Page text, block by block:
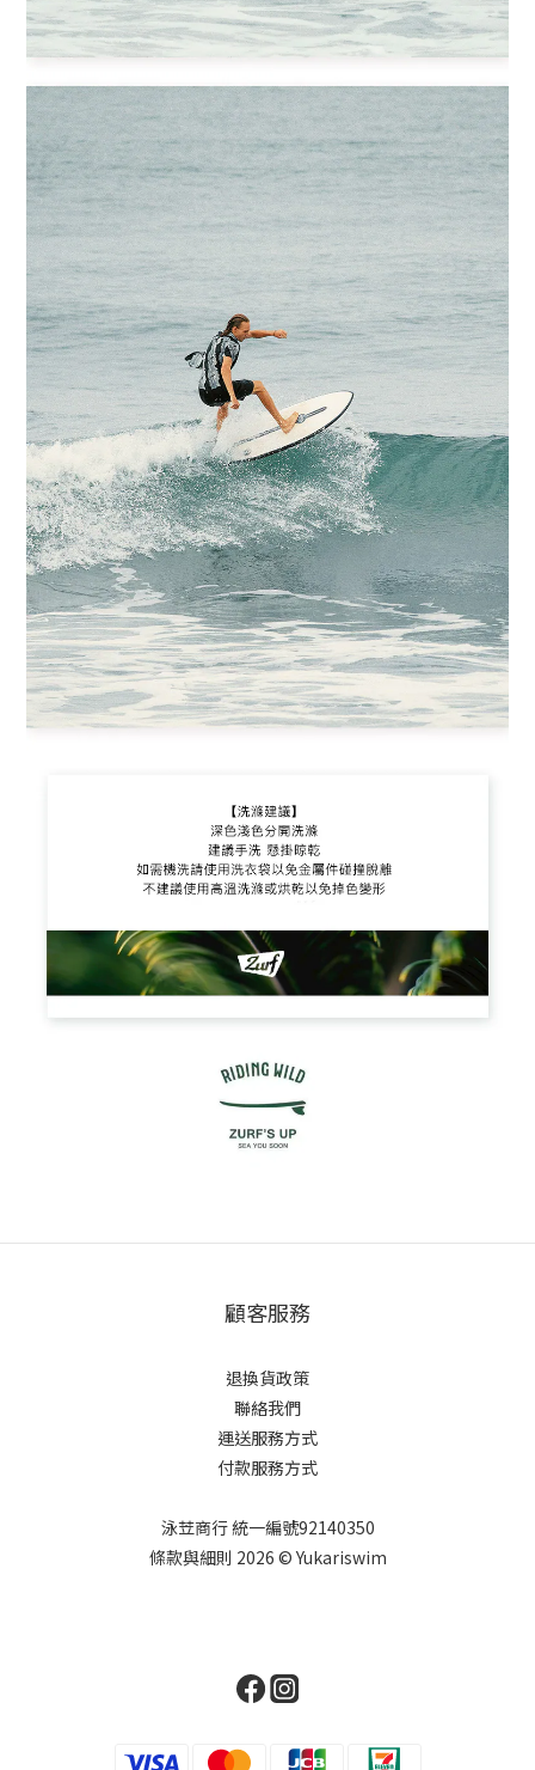
顧客服務
退換貨政策
聯絡我們
運送服務方式
付款服務方式
泳苙商行 統一編號92140350
條款與細則 2026 © Yukariswim